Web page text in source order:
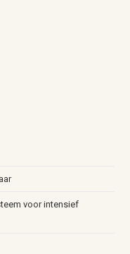
voor intensief